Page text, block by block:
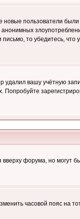
пользователи
то убедитесь, что
удалил вашу учётную
вверху форума, но могут
часовой пояс на